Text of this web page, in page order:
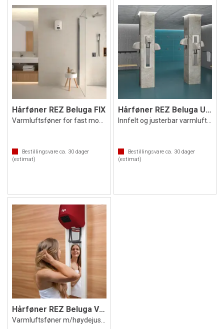
Hårføner REZ Beluga FIX
Bestillingsvare ca. 30 dager
(estimat)
Hårføner REZ Beluga UPV Speil
Innfelt og justerbar varmluftsføner
Bestillingsvare ca. 30dager
(estimat)
Hårføner REZ Beluga V/S